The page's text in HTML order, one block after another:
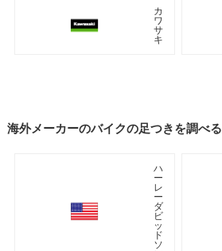
カ
ワ
サ
キ
海外メーカーのバイクの足つきを調べる
ハ
ー
レ
ー
ダ
ビ
ッ
ド
ソ